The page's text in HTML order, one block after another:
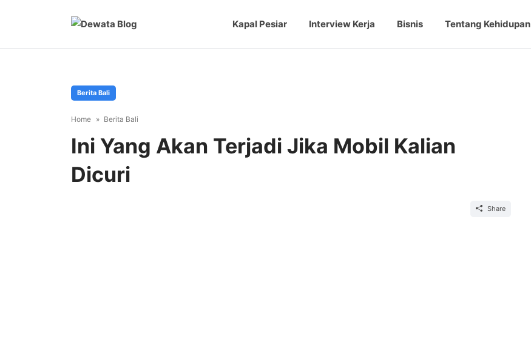
Kapal Pesiar Interview Kerja Bisnis Tentang Kehidupan
Berita Bali
Home Berita Bali
Ini Yang Akan Terjadi Jika Mobil Kalian
Dicuri
Share